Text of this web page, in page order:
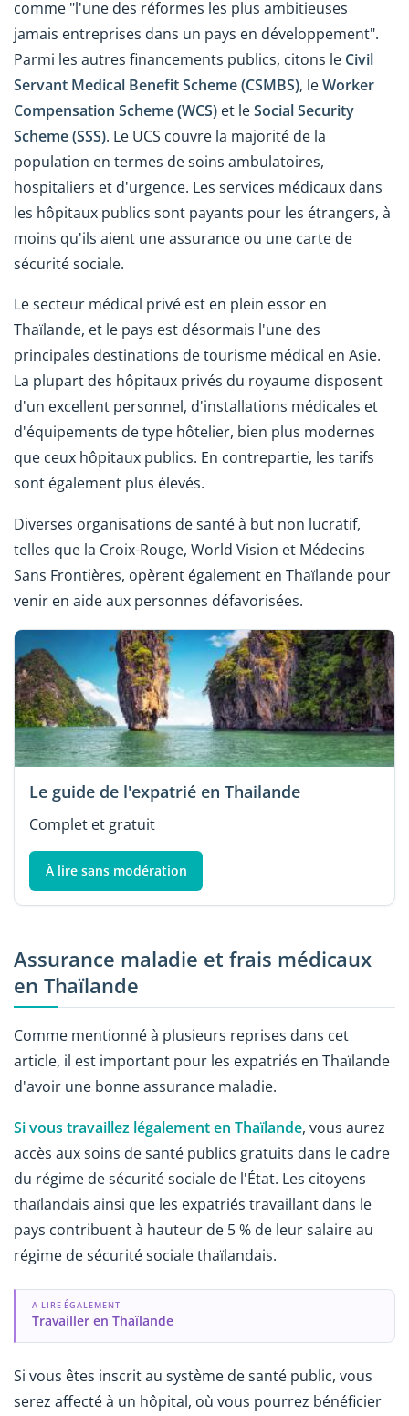
comme "l'une des réformes les plus ambitieuses
jamais entreprises dans un pays en développement".
Parmi les autres financements publics, citons le Civil
Servant Medical Benefit Scheme (CSMBS), leWorker
Compensation Scheme (WCS) et leSocial Security
Scheme (SSS). Le UCS couvre la majorité de la
population en termes de soins ambulatoires,
hospitaliers et d'urgence. Les services médicaux dans
les hôpitaux publics sont payants pour les étrangers, à
moins qu'ils aient une assurance ou une carte de
sécurité sociale.
Le secteur médical privé est en plein essor en
Thaïlande, et le pays est désormais l'une des
principales destinations de tourisme médical en Asie.
La plupart des hôpitaux privés du royaume disposent
d'un excellent personnel, d'installations médicales et
d'équipements de type hôtelier, bien plus modernes
que ceux hôpitaux publics. En contrepartie, les tarifs
sont également plus élevés.
Diverses organisations de santé à but non lucratif,
telles que la Croix-Rouge, World Vision et Médecins
Sans Frontières, opèrent également en Thaïlande pour
venir en aide aux personnes défavorisées.
Le guide de l'expatrié en Thailande
Complet et gratuit
À lire sans modération
Assurance maladie et frais médicaux
en Thaïlande
Comme mentionné à plusieurs reprises dans cet
article, il est important pour les expatriés en Thaïlande
d'avoir une bonne assurance maladie.
Si vous travaillez légalement en Thaïlande, vous aurez
accès aux soins de santé publics gratuits dans le cadre
du régime de sécurité sociale de l'État. Les citoyens
thaïlandais ainsi que les expatriés travaillant dans le
pays contribuent à hauteur de 5 % de leur salaire au
régime de sécurité sociale thaïlandais.
A LIRE ÉGALEMENT
Travailler en Thaïlande
Si vous êtes inscrit au système de santé public, vous
serez affecté à un hôpital, où vous pourrez bénéficier